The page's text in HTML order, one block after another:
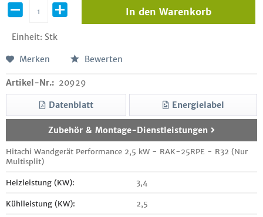
Einheit: Stk
In den Warenkorb
Merken Bewerten
Artikel-Nr.: 20929
Datenblatt Energielabel
Zubehör & Montage-Dienstleistungen
Hitachi Wandgerät Performance 2,5 kW - RAK-25RPE - R32 (Nur
Multisplit)
Heizleistung (KW): 3,4
Kühlleistung (KW): 2,5